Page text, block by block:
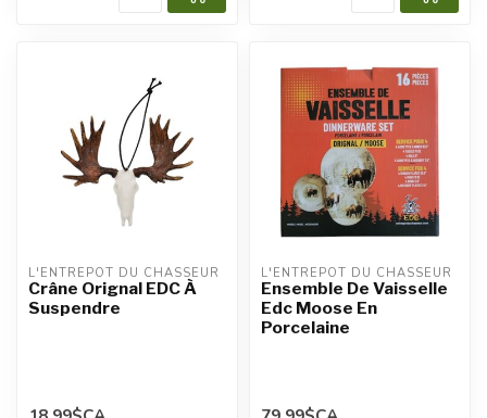
L'ENTREPÔT DU CHASSEUR
Crâne Orignal EDC À
Suspendre
L'ENTREPÔT DU CHASSEUR
Ensemble De Vaisselle
Edc Moose En
Porcelaine